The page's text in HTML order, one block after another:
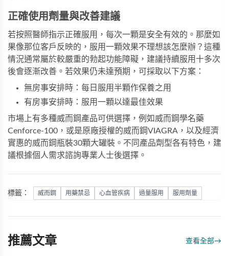
正確使用劑量與改善建議
若按照醫師指示正確服用，每次一顆是安全有效的。那麼如
果像那位客戶反映的，服用一顆效果不理想該怎麼辦？這種
情況通常屬於較嚴重的勃起功能障礙，建議持續服用十多次
後會逐漸改善。若效果仍未達預期，可採取以下方案：
無房事安排時：每日服用半顆作保養之用
有房事安排時：服用一顆以達最佳效果
市場上有多種威而鋼產品可供選擇，例如威而鋼學名藥
Cenforce-100，或是原廠授權的威而鋼VIAGRA ，以及經濟
實惠的威而鋼瓶裝30顆大罐裝。不同產品劑型各有特色，建
議根據個人需求諮詢專業人士後選擇。
標籤： 威而鋼 用藥禁忌 心血管疾病 過量服用 服用劑量
推薦文章 查看全部→